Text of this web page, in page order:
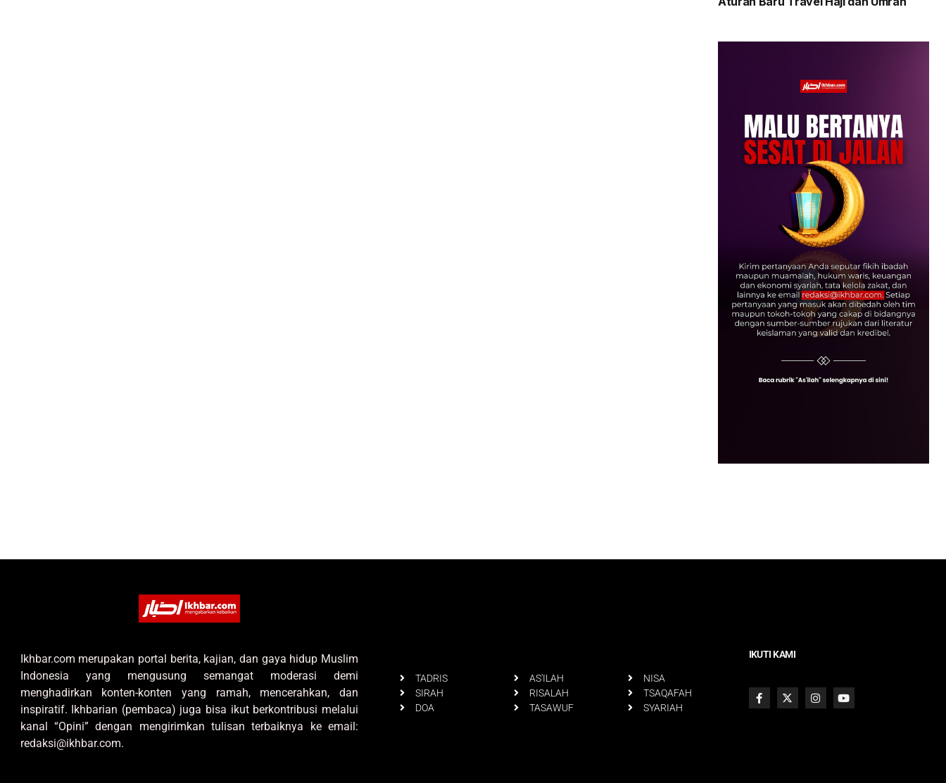
Ikhbar.com merupakan portal berita, kajian, dan gaya hidup Muslim
Indonesia yang mengusung semangat moderasi demi
menghadirkan konten-konten yang ramah, mencerahkan, dan
inspiratif. Ikhbarian (pembaca) juga bisa ikut berkontribusi melalui
kanal “Opini” dengan mengirimkan tulisan terbaiknya ke email:
redaksi@ikhbar.com.
TADRIS
SIRAH
DOA
AS'ILAH
RISALAH
TASAWUF
NISA
TSAQAFAH
SYARIAH
IKUTI KAMI